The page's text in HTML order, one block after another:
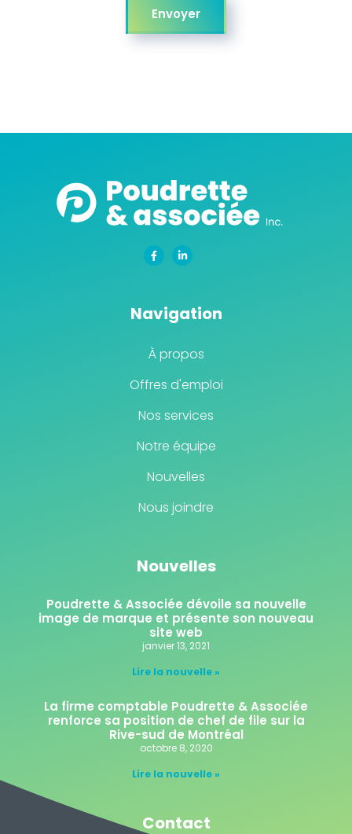
Envoyer
Navigation
À propos
Offres d'emploi
Nos services
Notre équipe
Nouvelles
Nous joindre
Nouvelles
Poudrette & Associée dévoile sa nouvelle
image de marque et présente son nouveau
site web
janvier 13, 2021
Lire la nouvelle »
La firme comptable Poudrette & Associée
renforce sa position de chef de file sur la
Rive-sud de Montréal
octobre 8, 2020
Lire la nouvelle »
Contact